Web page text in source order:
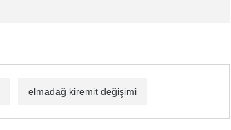
elmadağ kiremit değişimi